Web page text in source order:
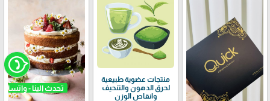
منتجات عضوية طبيعية
لحرق الدهون والتنحيف
وانقاص الوزن